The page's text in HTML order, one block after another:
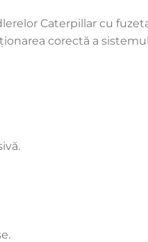
Caterpillar cu
corectă a